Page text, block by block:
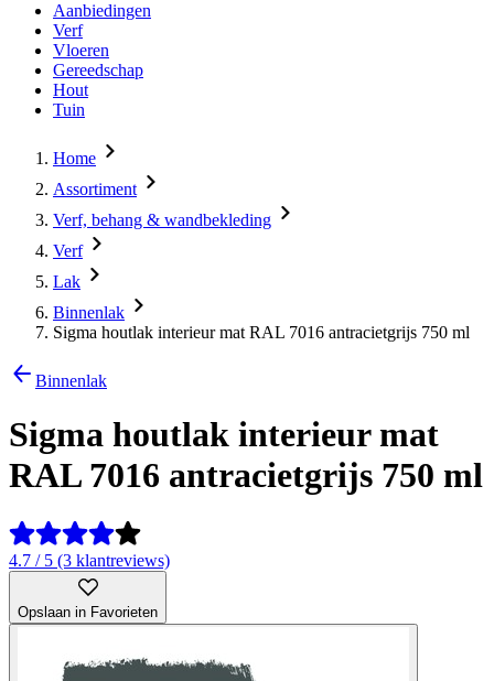
Aanbiedingen
Verf
Vloeren
Gereedschap
Hout
Tuin
Home
Assortiment
Verf, behang & wandbekleding
Verf
Lak
Binnenlak
Sigma houtlak interieur mat RAL 7016 antracietgrijs 750 ml
Binnenlak
Sigma houtlak interieur mat
RAL 7016 antracietgrijs 750 ml
4.7 / 5 (3 klantreviews)
Opslaan in Favorieten